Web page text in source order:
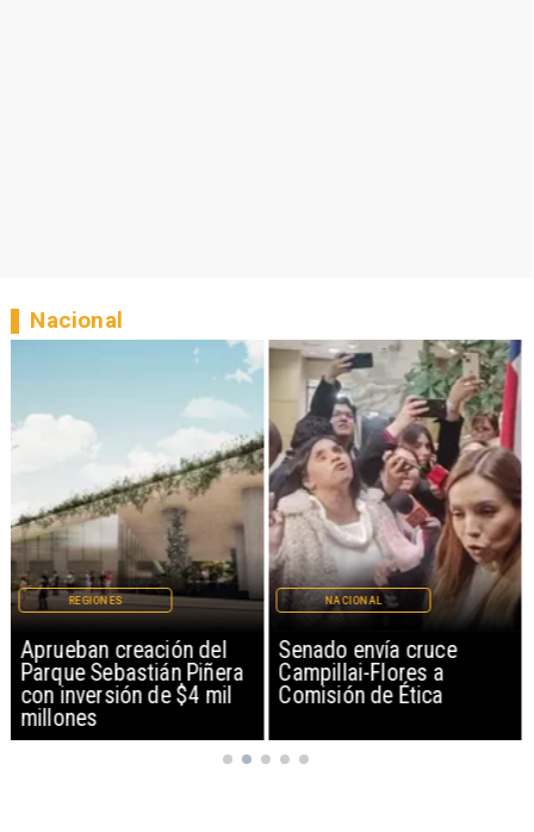
Aprueban creación del
Parque Sebastián Piñera
con inversión de $4 mil
millones
REGIONES
Senado envía cruce
Campillai-Flores a
Comisión de Ética
NACIONAL
Nacional